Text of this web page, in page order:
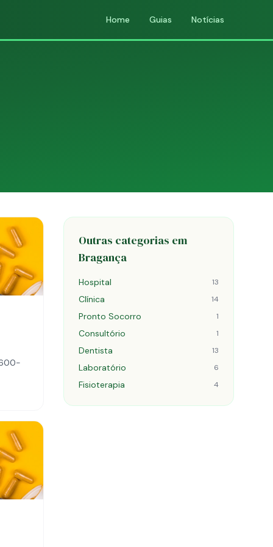
Home Guias Notícias
Outras categorias em
Bragança
Hospital 13
Clínica 14
Pronto Socorro 1
Consultório 1
Dentista 13
Laboratório 6
Fisioterapia 4